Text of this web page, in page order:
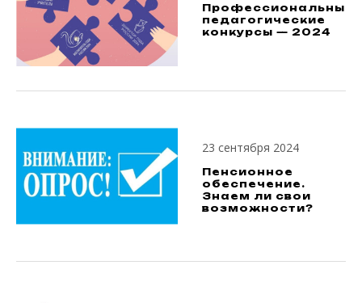
Профессиональные
педагогические
конкурсы — 2024
23 сентября 2024
Пенсионное
обеспечение.
Знаем ли свои
возможности?